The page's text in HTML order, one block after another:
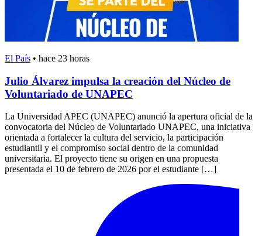
El País • hace 23 horas
Julio Álvarez impulsa la creación del Núcleo de
Voluntariado de UNAPEC
La Universidad APEC (UNAPEC) anunció la apertura oficial de la
convocatoria del Núcleo de Voluntariado UNAPEC, una iniciativa
orientada a fortalecer la cultura del servicio, la participación
estudiantil y el compromiso social dentro de la comunidad
universitaria. El proyecto tiene su origen en una propuesta
presentada el 10 de febrero de 2026 por el estudiante […]